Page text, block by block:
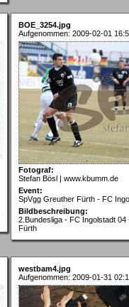
BOE_3254.jpg
Aufgenommen: 2009-02-01
Fotograf:
Stefan Bösl | www.kbumm.de
Event:
SpVgg Greuther Fürth - FC
Bildbeschreibung:
2.Bundesliga - FC Ingolstadt
Fürth
westbam4.jpg
Aufgenommen: 2009-01-31